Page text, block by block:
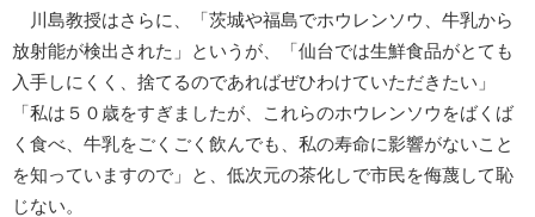
川島教授はさらに、「茨城や福島でホウレンソウ、牛乳から
放射能が検出された」というが、「仙台では生鮮食品がとても
入手しにくく、捨てるのであればぜひわけていただきたい」
「私は５０歳をすぎましたが、これらのホウレンソウをばくば
く食べ、牛乳をごくごく飲んでも、私の寿命に影響がないこと
を知っていますので」と、低次元の茶化しで市民を侮蔑して恥
じない。